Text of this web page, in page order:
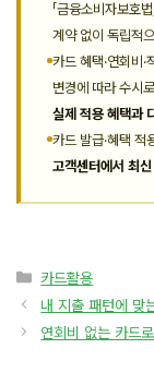
「금융소비자보호
계약 없이 독립적
카드 혜택·연회비·
변경에 따라 수시
실제 적용 혜택과
카드 발급·혜택 적
고객센터에서 최
카
테
리
카드활용
내 지출 패턴에 맞
연회비 없는 카드